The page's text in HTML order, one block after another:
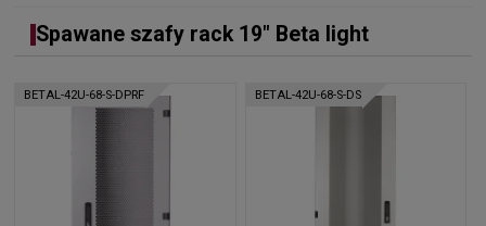
serii Beta Light umożliwiają zamontowanie paneli
Pobierz kartę katalogową:
kliknij tutaj
Masz pytania lub potrzebujesz indywidualnej oferty?
Napisz do nas na adres mailowy:
Spawane szafy rack 19" Beta light
BETAL-42U-68-S-DPRF BETAL-42U-68-S-DS